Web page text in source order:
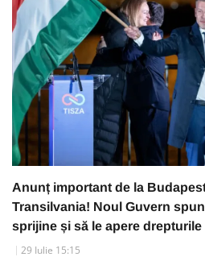
Anunț important de la
Transilvania! Noul Guvern
sprijine și să le apere drepturile
29 Iulie 15:15